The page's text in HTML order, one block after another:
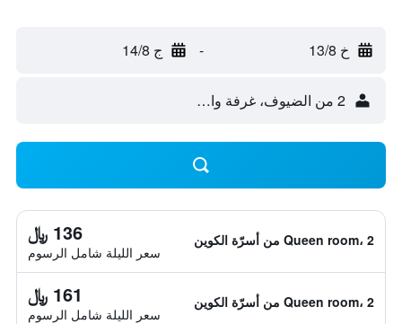
خ 13/8 - ج 14/8
2 من الضيوف، غرفة واحدة
Queen room، 2 من أسرّة الكوين 136 ﷼
سعر الليلة شامل الرسوم
Queen room، 2 من أسرّة الكوين 161 ﷼
سعر الليلة شامل الرسوم